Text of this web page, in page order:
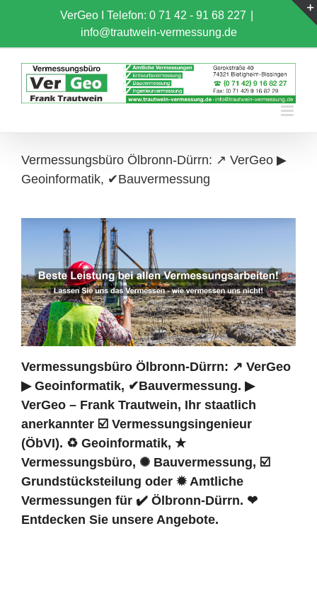
content
VerGeo I Telefon: 0 71 42 - 91 68 227
info@trautwein-vermessung.de
Vermessungsbüro Ölbronn-Dürrn: ↗️ VerGeo ▶︎
Geoinformatik, ✔Bauvermessung
Vermessungsbüro Ölbronn-Dürrn: ↗️ VerGeo
▶︎ Geoinformatik, ✔Bauvermessung. ▶︎
VerGeo – Frank Trautwein, Ihr staatlich
anerkannter ☑️ Vermessungsingenieur
(ÖbVI). ♻ Geoinformatik, ★
Vermessungsbüro, ✺ Bauvermessung, ☑️
Grundstücksteilung oder ✹ Amtliche
Vermessungen für ✔️ Ölbronn-Dürrn. ❤
Entdecken Sie unsere Angebote.